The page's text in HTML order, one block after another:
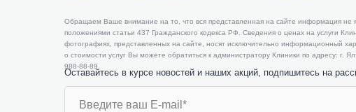
​​Обращаем Ваше внимание на то, что вся представленная на сайте информация не
положениями статьи 437 Гражданского кодекса РФ. Сведения о ценах на услуги
фотографиях, представленных на сайте, носят исключительно информационный
о стоимости услуг Вы можете обратиться к администратору Клиники по адресу: г.
988-88-89
Оставайтесь в курсе новостей и наших акций, подпишитесь на